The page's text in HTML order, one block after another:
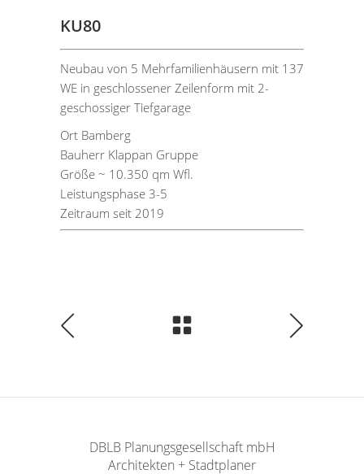
KU80
Neubau von 5 Mehrfamilienhäusern mit 137
WE in geschlossener Zeilenform mit 2-
geschossiger Tiefgarage
Ort Bamberg
Bauherr Klappan Gruppe
Größe ~ 10.350 qm Wfl.
Leistungsphase 3-5
Zeitraum seit 2019
DBLB Planungsgesellschaft mbH
Architekten + Stadtplaner